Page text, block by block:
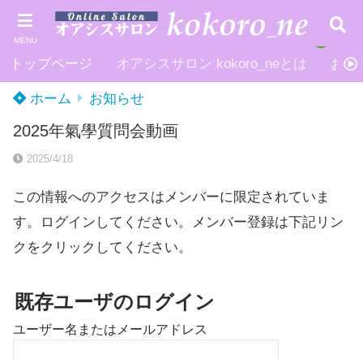
MENU
トップページ オアシスサロン kokoro_neとは お申
ホーム お知らせ
2025年氣學質問会動画
2025/4/18
この情報へのアクセスはメンバーに限定されていま
す。ログインしてください。メンバー登録は下記リン
クをクリックしてください。
既存ユーザのログイン
ユーザー名またはメールアドレス